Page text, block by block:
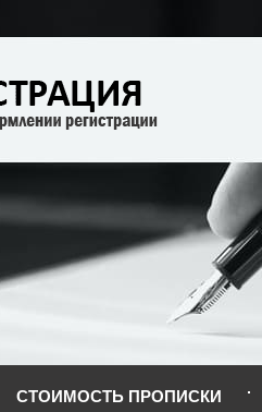
СТОИМОСТЬ ПРОПИСКИ